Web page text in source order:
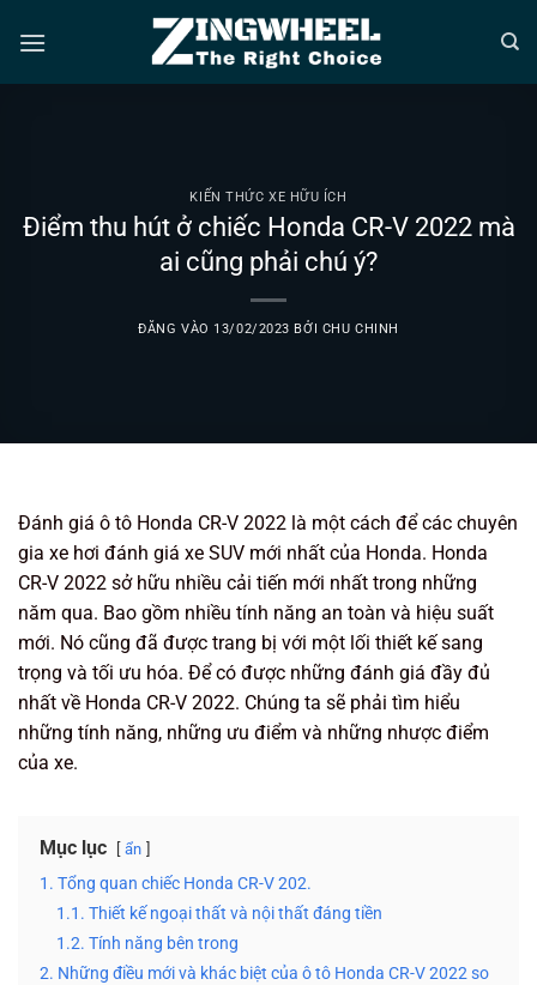
qua
KIẾN THỨC XE HỮU ÍCH
Điểm thu hút ở chiếc Honda CR-V 2022 mà
ai cũng phải chú ý?
ĐĂNG VÀO 13/02/2023 BỞI CHU CHINH
Đánh giá ô tô Honda CR-V 2022 là một cách để các chuyên
gia xe hơi đánh giá xe SUV mới nhất của Honda. Honda
CR-V 2022 sở hữu nhiều cải tiến mới nhất trong những
năm qua. Bao gồm nhiều tính năng an toàn và hiệu suất
mới. Nó cũng đã được trang bị với một lối thiết kế sang
trọng và tối ưu hóa. Để có được những đánh giá đầy đủ
nhất về Honda CR-V 2022. Chúng ta sẽ phải tìm hiểu
những tính năng, những ưu điểm và những nhược điểm
của xe.
Mục lục ẩn
1. Tổng quan chiếc Honda CR-V 202.
1.1. Thiết kế ngoại thất và nội thất đáng tiền
1.2. Tính năng bên trong
2. Những điều mới và khác biệt của ô tô Honda CR-V 2022 so